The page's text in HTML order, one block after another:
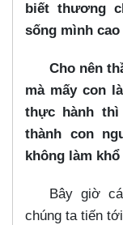
biết thương
sống mình
Cho nên
mà mấy con
thực hành
thành con
không làm
Bây giờ
chúng ta tiến